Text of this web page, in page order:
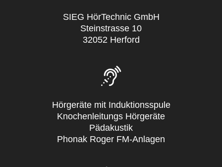
SIEG HörTechnic GmbH
Steinstrasse 10
32052 Herford
Hörgeräte mit Induktionsspule
Knochenleitungs Hörgeräte
Pädakustik
Phonak Roger FM-Anlagen